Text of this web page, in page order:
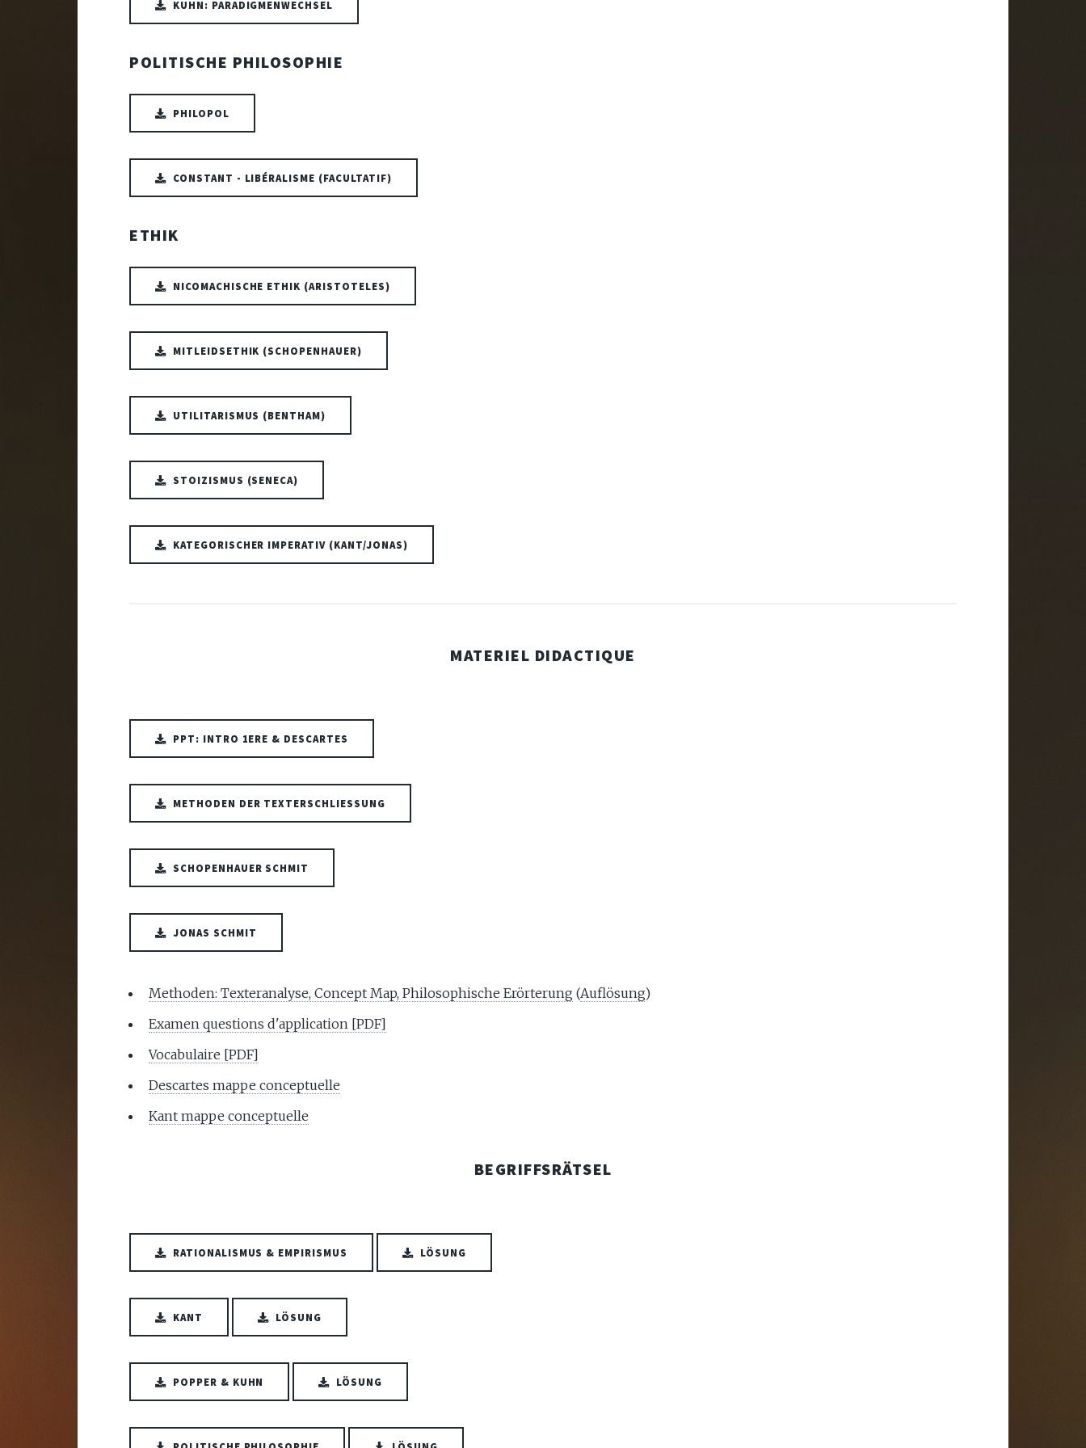
KUHN: PARADIGMENWECHSEL
POLITISCHE PHILOSOPHIE
PHILOPOL
CONSTANT - LIBÉRALISME (FACULTATIF)
ETHIK
NICOMACHISCHE ETHIK (ARISTOTELES)
MITLEIDSETHIK (SCHOPENHAUER)
UTILITARISMUS (BENTHAM)
STOIZISMUS (SENECA)
KATEGORISCHER IMPERATIV (KANT/JONAS)
MATERIEL DIDACTIQUE
PPT: INTRO 1ERE & DESCARTES
METHODEN DER TEXTERSCHLIESSUNG
SCHOPENHAUER SCHMIT
JONAS SCHMIT
Methoden: Texteranalyse, Concept Map, Philosophische Erörterung (Auflösung)
Examen questions d'application [PDF]
Vocabulaire [PDF]
Descartes mappe conceptuelle
Kant mappe conceptuelle
BEGRIFFSRÄTSEL
RATIONALISMUS & EMPIRISMUS LÖSUNG
KANT LÖSUNG
POPPER & KUHN LÖSUNG